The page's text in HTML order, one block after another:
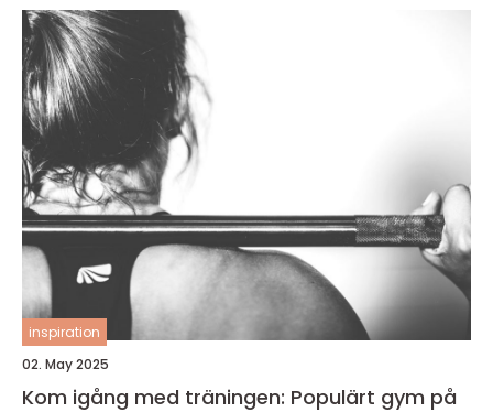
inspiration
02. May 2025
Kom igång med träningen: Populärt gym på